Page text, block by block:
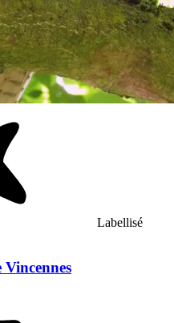
Labellisé
Vincennes